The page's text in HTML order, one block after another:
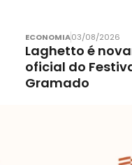
ECONOMIA03/08/2026
Laghetto é
oficial do
Gramado